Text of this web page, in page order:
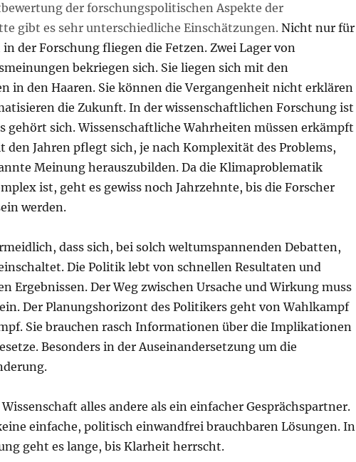
der forschungspolitischen Aspekte der
gibt es sehr unterschiedliche Einschätzungen. Nicht nur für
in der Forschung fliegen die Fetzen. Zwei Lager von
bekriegen sich. Sie liegen sich mit den
in den Haaren. Sie können die Vergangenheit nicht erklären
die Zukunft. In der wissenschaftlichen Forschung ist
gehört sich. Wissenschaftliche Wahrheiten müssen erkämpft
den Jahren pflegt sich, je nach Komplexität des Problems,
Meinung herauszubilden. Da die Klimaproblematik
ist, geht es gewiss noch Jahrzehnte, bis die Forscher
werden.
dass sich, bei solch weltumspannenden Debatten,
Die Politik lebt von schnellen Resultaten und
Ergebnissen. Der Weg zwischen Ursache und Wirkung muss
Der Planungshorizont des Politikers geht von Wahlkampf
Sie brauchen rasch Informationen über die Implikationen
Besonders in der Auseinandersetzung um die
alles andere als ein einfacher Gesprächspartner.
einfache, politisch einwandfrei brauchbaren Lösungen. In
geht es lange, bis Klarheit herrscht.